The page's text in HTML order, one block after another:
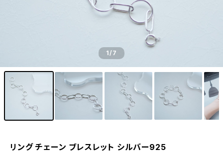
1/7
リング チェーン ブレスレット シルバー925